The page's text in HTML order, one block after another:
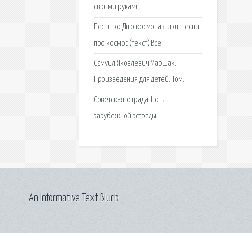
своими руками.
Песни ко Дню космонавтики, песни
про космос (текст) Все.
Самуил Яковлевич Маршак.
Произведения для детей. Том.
Советская эстрада. Ноты
зарубежной эстрады.
An Informative Text Blurb